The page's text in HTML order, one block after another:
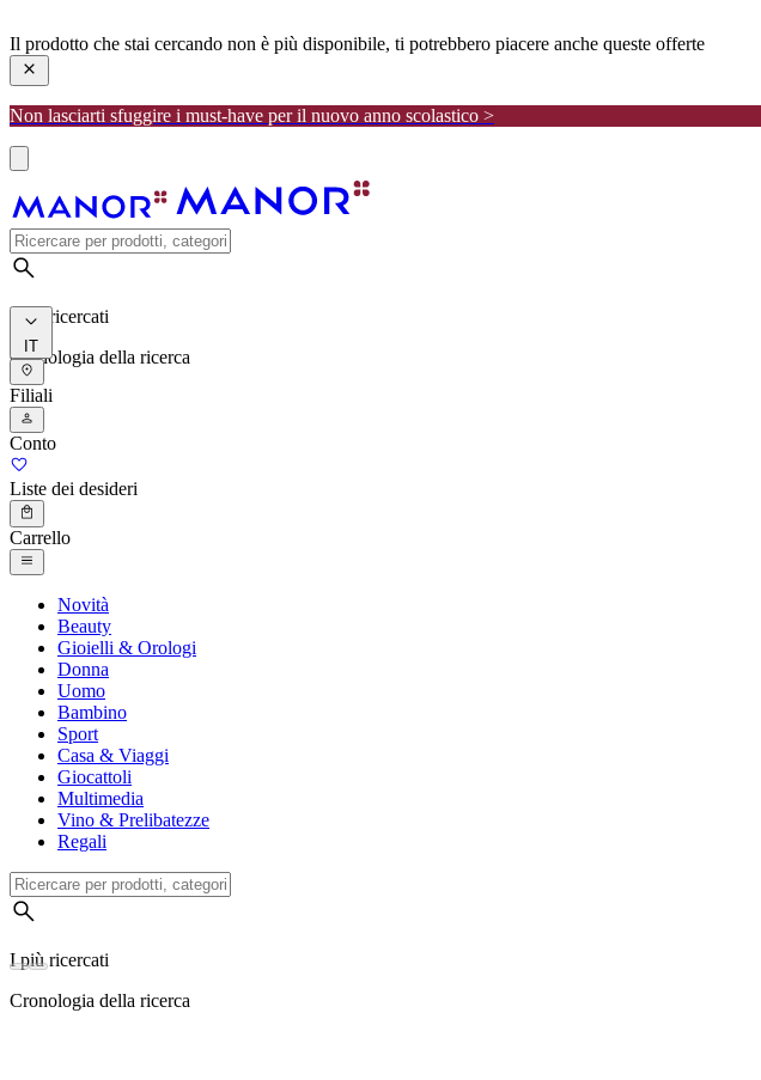
Il prodotto che stai cercando non è più disponibile, ti potrebbero piacere anche queste offerte
Non lasciarti sfuggire i must-have per il nuovo anno scolastico >
I più ricercati
Cronologia della ricerca
IT
Filiali
Conto
Liste dei desideri
Carrello
Novità
Beauty
Gioielli & Orologi
Donna
Uomo
Bambino
Sport
Casa & Viaggi
Giocattoli
Multimedia
Vino & Prelibatezze
Regali
I più ricercati
Cronologia della ricerca